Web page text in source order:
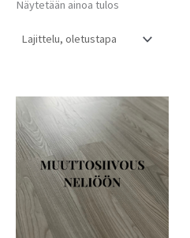
Näytetään ainoa tulos